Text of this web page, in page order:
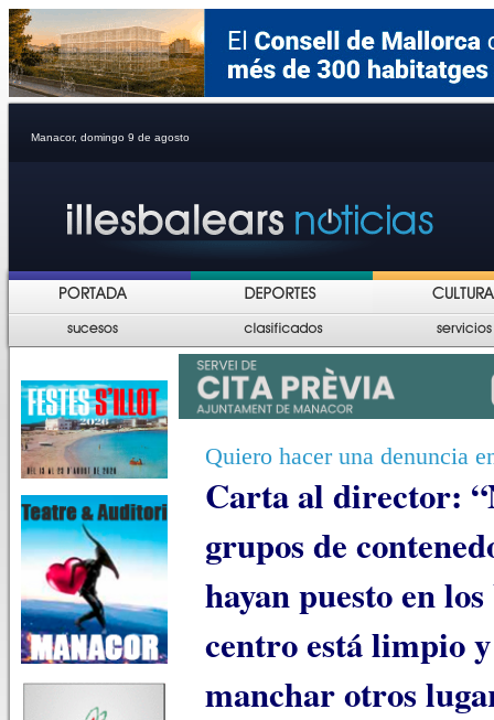
Manacor, domingo 9 de agosto
Quiero hacer una denuncia
Carta al director:
grupos de
hayan puesto en
centro está limpio
manchar otros